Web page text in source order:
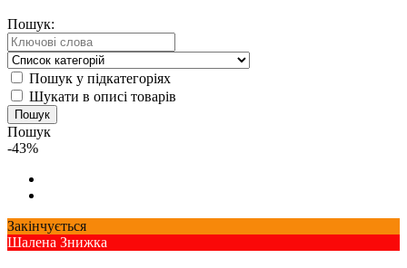
Пошук:
Пошук у підкатегоріях
Шукати в описі товарів
Пошук
-43%
Закінчується
Шалена Знижка